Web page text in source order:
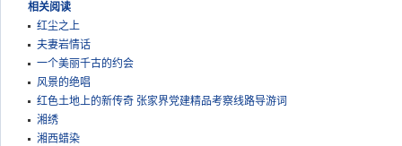
相关阅读
红尘之上
夫妻岩情话
一个美丽千古的约会
风景的绝唱
红色土地上的新传奇 张家界党建精品考察线路导游词
湘绣
湘西蜡染